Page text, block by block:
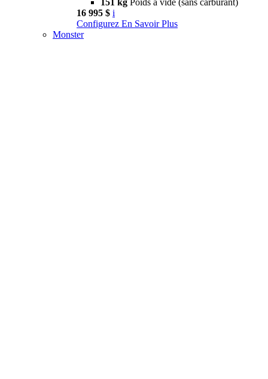
151 kg Poids à vide (sans carburant)
16 995 $ i
Configurez En Savoir Plus
Monster